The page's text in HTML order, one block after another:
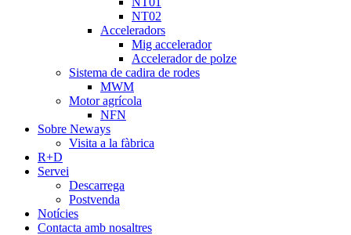
NT02
Acceleradors
Mig accelerador
Accelerador de polze
Sistema de cadira de rodes
MWM
Motor agrícola
NFN
Sobre Neways
Visita a la fàbrica
R+D
Servei
Descarrega
Postvenda
Notícies
Contacta amb nosaltres